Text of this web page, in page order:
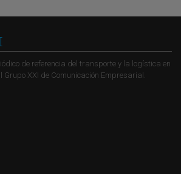
de referencia del transporte y la logística en
Grupo XXI de Comunicación Empresarial.